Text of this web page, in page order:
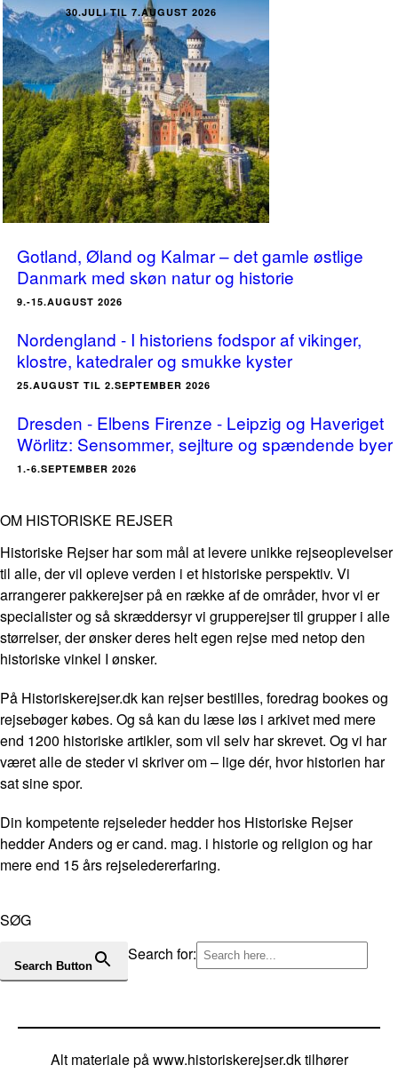
30.JULI TIL 7.AUGUST 2026
Gotland, Øland og Kalmar – det gamle østlige
Danmark med skøn natur og historie
9.-15.AUGUST 2026
Nordengland - I historiens fodspor af vikinger,
klostre, katedraler og smukke kyster
25.AUGUST TIL 2.SEPTEMBER 2026
Dresden - Elbens Firenze - Leipzig og Haveriget
Wörlitz: Sensommer, sejlture og spændende byer
1.-6.SEPTEMBER 2026
OM HISTORISKE REJSER
Historiske Rejser har som mål at levere unikke rejseoplevelser
til alle, der vil opleve verden i et historiske perspektiv. Vi
arrangerer pakkerejser på en række af de områder, hvor vi er
specialister og så skræddersyr vi grupperejser til grupper i alle
størrelser, der ønsker deres helt egen rejse med netop den
historiske vinkel I ønsker.
På Historiskerejser.dk kan rejser bestilles, foredrag bookes og
rejsebøger købes. Og så kan du læse løs i arkivet med mere
end 1200 historiske artikler, som vil selv har skrevet. Og vi har
været alle de steder vi skriver om – lige dér, hvor historien har
sat sine spor.
Din kompetente rejseleder hedder hos Historiske Rejser
hedder Anders og er cand. mag. i historie og religion og har
mere end 15 års rejseledererfaring.
SØG
Search for:
Search Button
Alt materiale på www.historiskerejser.dk tilhører